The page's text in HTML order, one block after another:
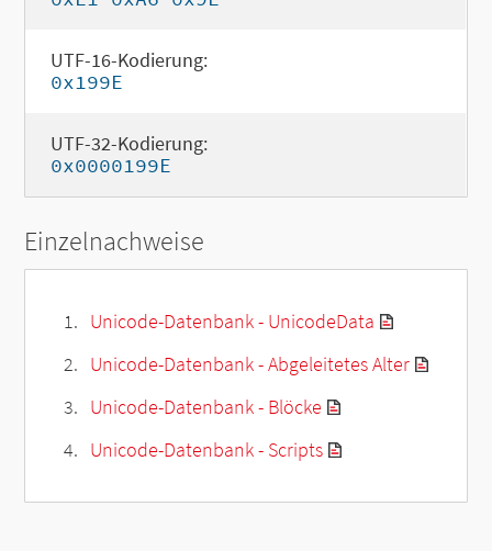
UTF-16-Kodierung:
0x199E
UTF-32-Kodierung:
0x0000199E
Einzelnachweise
Unicode-Datenbank - UnicodeData
Unicode-Datenbank - Abgeleitetes Alter
Unicode-Datenbank - Blöcke
Unicode-Datenbank - Scripts